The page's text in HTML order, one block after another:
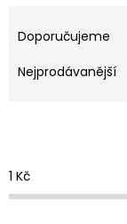
a
e
o
d
Doporučujeme
Nejprodávanější
1 Kč